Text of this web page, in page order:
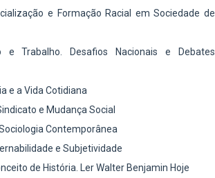
e Formação Racial em Sociedade de
e Trabalho. Desafios Nacionais e Debates
e a Vida Cotidiana
e Mudança Social
Contemporânea
e Subjetividade
de História. Ler Walter Benjamin Hoje